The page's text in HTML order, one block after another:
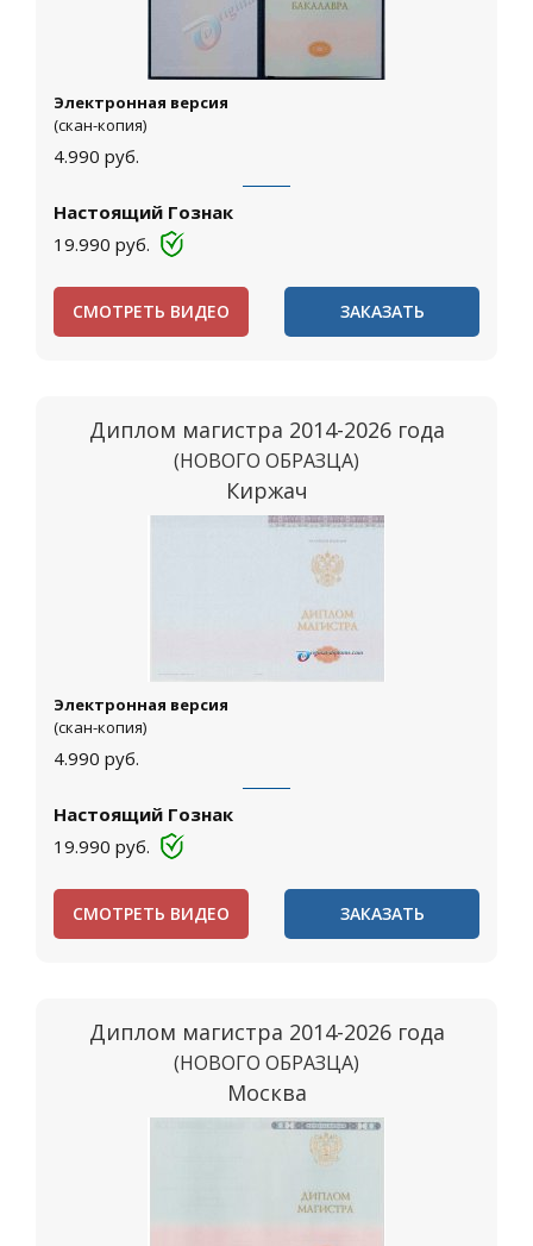
Электронная версия
(скан-копия)
4.990 руб.
Настоящий Гознак
19.990 руб.
СМОТРЕТЬ ВИДЕО ЗАКАЗАТЬ
Диплом магистра 2014-2026 года
(НОВОГО ОБРАЗЦА)
Киржач
Электронная версия
(скан-копия)
4.990 руб.
Настоящий Гознак
19.990 руб.
СМОТРЕТЬ ВИДЕО ЗАКАЗАТЬ
Диплом магистра 2014-2026 года
(НОВОГО ОБРАЗЦА)
Москва